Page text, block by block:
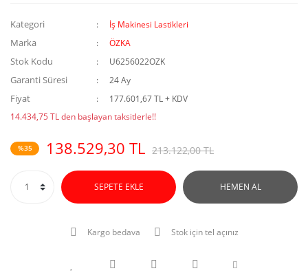
Kategori İş Makinesi Lastikleri
Marka ÖZKA
Stok Kodu U6256022OZK
Garanti Süresi 24 Ay
Fiyat
177.601,67 TL + KDV
14.434,75 TL den başlayan taksitlerle!!
%35 138.529,30 TL 213.122,00 TL
SEPETE EKLE HEMEN AL
Kargo bedava Stok için tel açınız